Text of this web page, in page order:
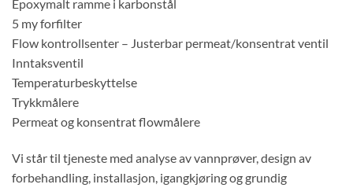
Epoxymalt ramme i karbonstål
5 my forfilter
Flow kontrollsenter – Justerbar permeat/konsentrat ventil
Inntaksventil
Temperaturbeskyttelse
Trykkmålere
Permeat og konsentrat flowmålere
Vi står til tjeneste med analyse av vannprøver, design av
forbehandling, installasjon, igangkjøring og grundig